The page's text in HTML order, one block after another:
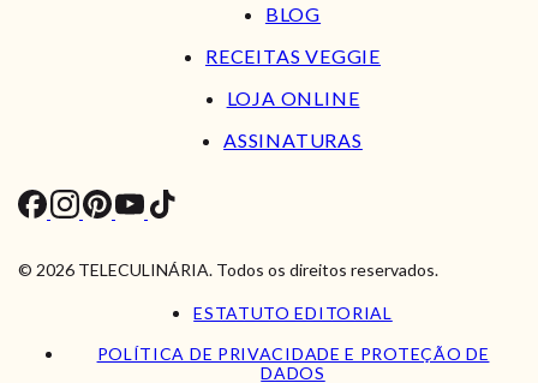
BLOG
RECEITAS VEGGIE
LOJA ONLINE
ASSINATURAS
© 2026 TELECULINÁRIA. Todos os direitos reservados.
ESTATUTO EDITORIAL
POLÍTICA DE PRIVACIDADE E PROTEÇÃO DE
DADOS